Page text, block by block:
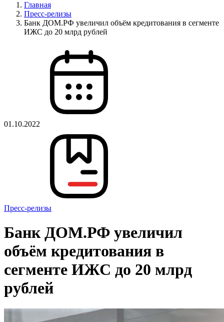
Главная
Пресс-релизы
Банк ДОМ.РФ увеличил объём кредитования в сегменте
ИЖС до 20 млрд рублей
01.10.2022
Пресс-релизы
Банк ДОМ.РФ увеличил
объём кредитования в
сегменте ИЖС до 20 млрд
рублей